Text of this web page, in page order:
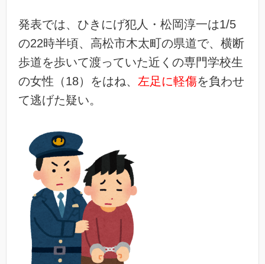
発表では、ひきにげ犯人・松岡淳一は1/5
の22時半頃、高松市木太町の県道で、横断
歩道を歩いて渡っていた近くの専門学校生
の女性（18）をはね、 左足に軽傷を負わせ
て逃げた疑い。